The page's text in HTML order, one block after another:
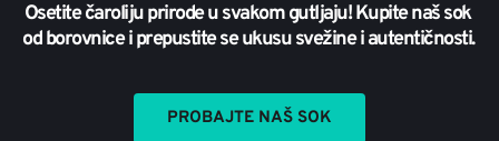
Osetite čaroliju prirode u svakom gutljaju! Kupite naš sok
od borovnice i prepustite se ukusu svežine i autentičnosti.
PROBAJTE NAŠ SOK